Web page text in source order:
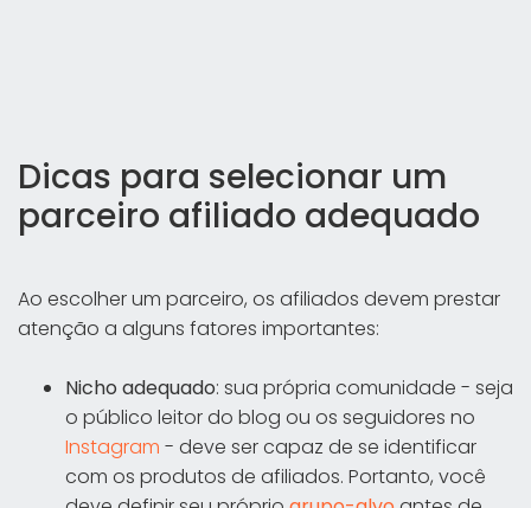
Dicas para selecionar um
parceiro afiliado adequado
Ao escolher um parceiro, os afiliados devem prestar
atenção a alguns fatores importantes:
Nicho adequado: sua própria comunidade - seja
o público leitor do blog ou os seguidores no
Instagram - deve ser capaz de se identificar
com os produtos de afiliados. Portanto, você